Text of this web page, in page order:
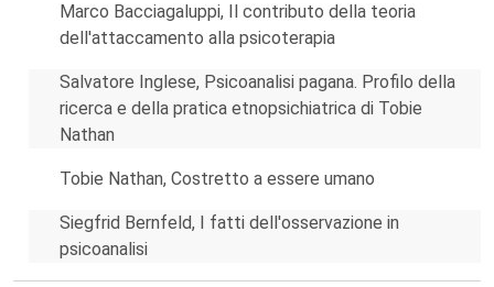
Marco Bacciagaluppi, Il contributo della teoria
dell'attaccamento alla psicoterapia
Salvatore Inglese, Psicoanalisi pagana. Profilo della
ricerca e della pratica etnopsichiatrica di Tobie
Nathan
Tobie Nathan, Costretto a essere umano
Siegfrid Bernfeld, I fatti dell'osservazione in
psicoanalisi